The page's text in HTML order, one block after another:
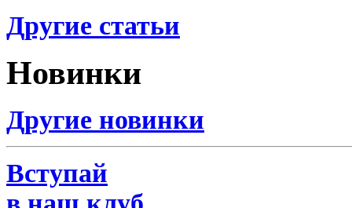
Другие статьи
Новинки
Другие новинки
Вступай